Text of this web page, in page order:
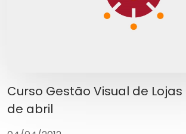
Curso Gestão Visual de Lojas
de abril